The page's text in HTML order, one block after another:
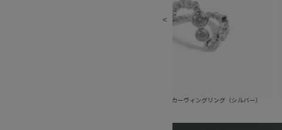
ピュアグロウカーヴィングリング（シルバー） ピュアグロウ